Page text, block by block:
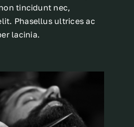
tincidunt nec,
Phasellus ultrices ac
lacinia.